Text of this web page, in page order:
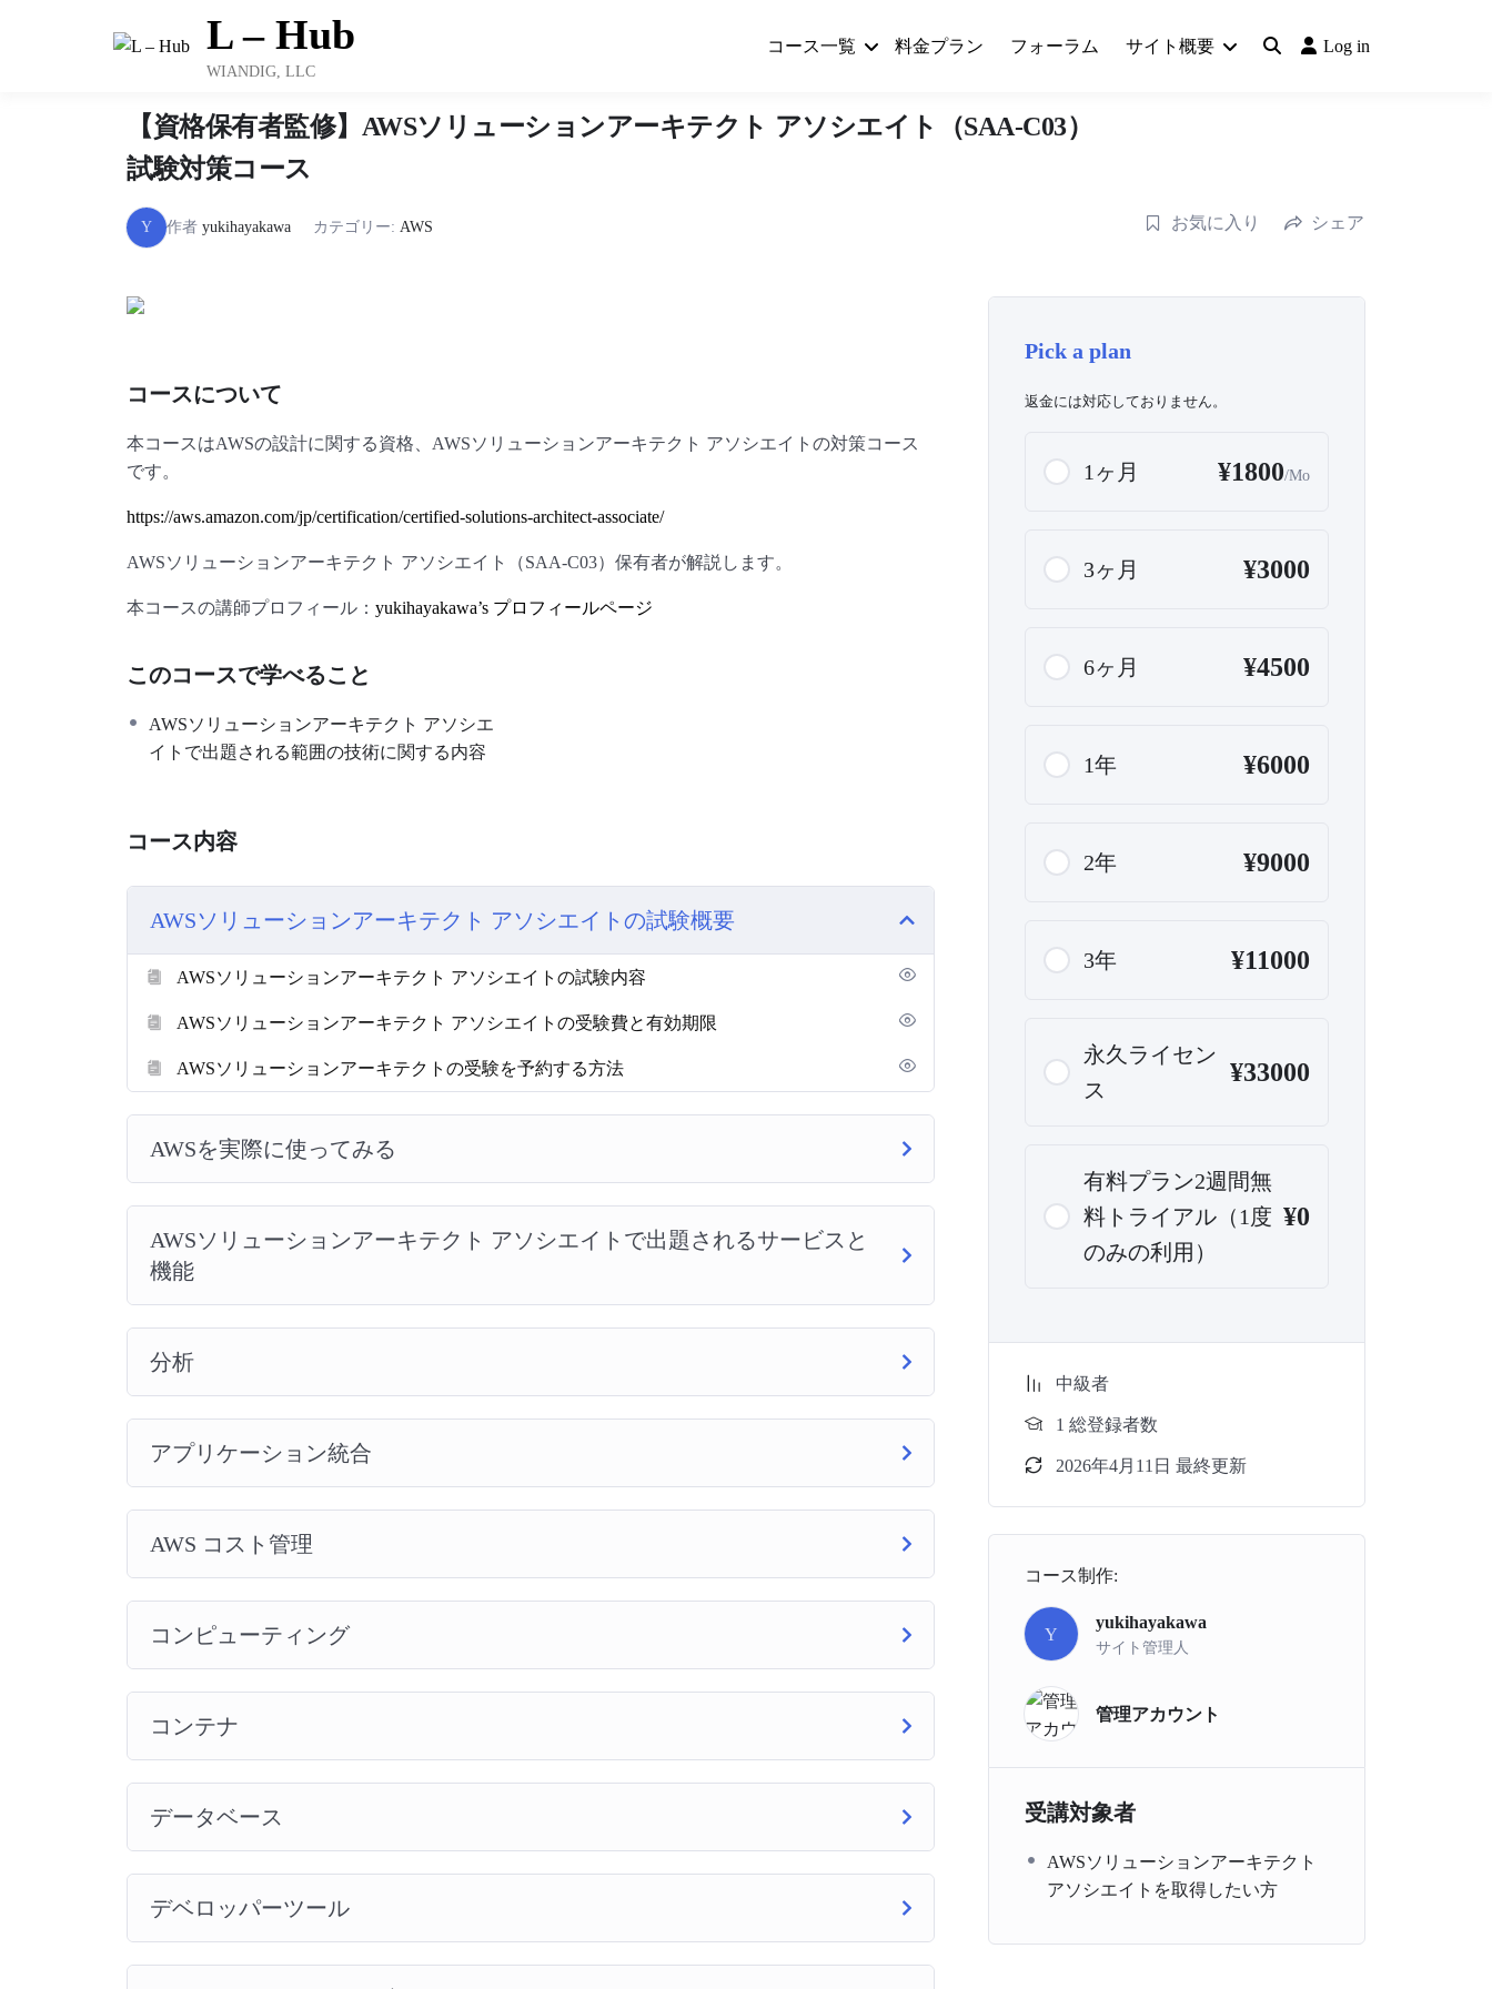
L – Hub
WIANDIG, LLC
コース一覧 料金プラン フォーラム サイト概要 Log in
【資格保有者監修】AWSソリューションアーキテクト アソシエイト（SAA-C03）
試験対策コース
Y 作者 yukihayakawa カテゴリー: AWS お気に入り シェア
コースについて
本コースはAWSの設計に関する資格、AWSソリューションアーキテクト アソシエイトの対策コース
です。
https://aws.amazon.com/jp/certification/certified-solutions-architect-associate/
AWSソリューションアーキテクト アソシエイト（SAA-C03）保有者が解説します。
本コースの講師プロフィール： yukihayakawa’s プロフィールページ
このコースで学べること
AWSソリューションアーキテクト アソシエ
イトで出題される範囲の技術に関する内容
コース内容
AWSソリューションアーキテクト アソシエイトの試験概要
AWSソリューションアーキテクト アソシエイトの試験内容
AWSソリューションアーキテクト アソシエイトの受験費と有効期限
AWSソリューションアーキテクトの受験を予約する方法
AWSを実際に使ってみる
AWSソリューションアーキテクト アソシエイトで出題されるサービスと
機能
分析
アプリケーション統合
AWS コスト管理
コンピューティング
コンテナ
データベース
デベロッパーツール
Pick a plan
返金には対応しておりません。
1ヶ月 ¥1800/Mo
3ヶ月 ¥3000
6ヶ月 ¥4500
1年 ¥6000
2年 ¥9000
3年 ¥11000
永久ライセン
ス
¥33000
有料プラン2週間無
料トライアル（1度
のみの利用）
¥0
中級者
1 総登録者数
2026年4月11日 最終更新
コース制作:
Y
yukihayakawa
サイト管理人
管理アカウント
受講対象者
AWSソリューションアーキテクト
アソシエイトを取得したい方